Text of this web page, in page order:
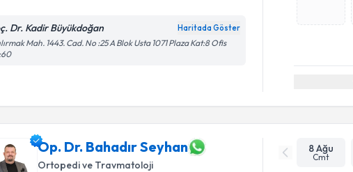
Dr. Kadir Büyükdoğan Haritada Göster
Mah. 1443. Cad. No :25 A Blok Usta 1071 Plaza Kat:8 Ofis
Op. Dr. Bahadır Seyhan
Ortopedi ve Travmatoloji
8 Ağu
Cmt